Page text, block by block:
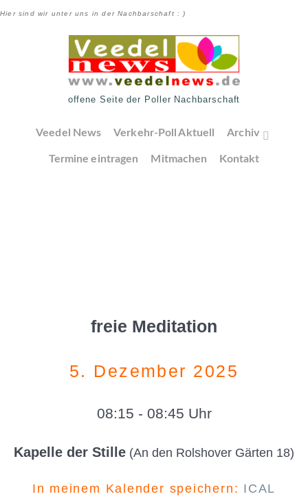
Hier sind wir unter uns in der Nachbarschaft : )
offene Seite der Poller Nachbarschaft
Veedel News Verkehr-Poll Aktuell Archiv
Termine eintragen Mitmachen Kontakt
freie Meditation
5. Dezember 2025
08:15 - 08:45 Uhr
Kapelle der Stille (An den Rolshover Gärten 18)
In meinem Kalender speichern: ICAL